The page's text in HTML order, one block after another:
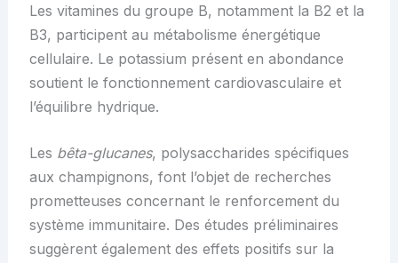
Les vitamines du groupe B, notamment la B2 et la
B3, participent au métabolisme énergétique
cellulaire. Le potassium présent en abondance
soutient le fonctionnement cardiovasculaire et
l’équilibre hydrique.
Les bêta-glucanes, polysaccharides spécifiques
aux champignons, font l’objet de recherches
prometteuses concernant le renforcement du
système immunitaire. Des études préliminaires
suggèrent également des effets positifs sur la